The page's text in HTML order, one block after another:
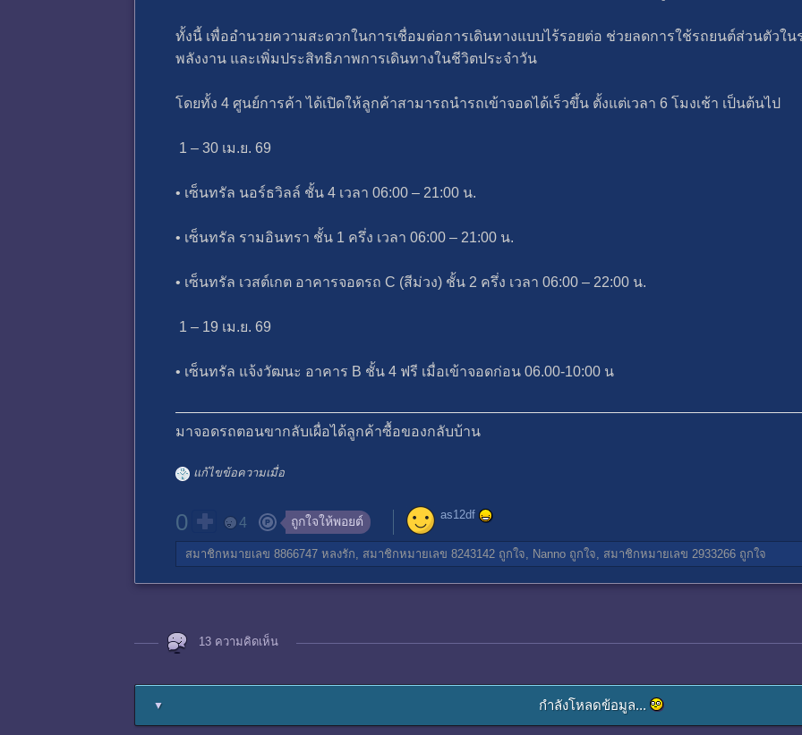
ทั้งนี้ เพื่ออำนวยความสะดวกในการเชื่อมต่อการเดินทางแบบไร้รอยต่อ ช่วยลดการใช้รถยนต์ส่วนตัวใ
พลังงาน และเพิ่มประสิทธิภาพการเดินทางในชีวิตประจำวัน
โดยทั้ง 4 ศูนย์การค้า ได้เปิดให้ลูกค้าสามารถนำรถเข้าจอดได้เร็วขึ้น ตั้งแต่เวลา 6 โมงเช้า เป็นต้นไป
1 – 30 เม.ย. 69
• เซ็นทรัล นอร์ธวิลล์ ชั้น 4 เวลา 06:00 – 21:00 น.
• เซ็นทรัล รามอินทรา ชั้น 1 ครึ่ง เวลา 06:00 – 21:00 น.
• เซ็นทรัล เวสต์เกต อาคารจอดรถ C (สีม่วง) ชั้น 2 ครึ่ง เวลา 06:00 – 22:00 น.
1 – 19 เม.ย. 69
• เซ็นทรัล แจ้งวัฒนะ อาคาร B ชั้น 4 ฟรี เมื่อเข้าจอดก่อน 06.00-10:00 น
มาจอดรถตอนขากลับเผื่อได้ลูกค้าซื้อของกลับบ้าน
แก้ไขข้อความเมื่อ
0 4 ถูกใจให้พอยต์ as12df
สมาชิกหมายเลข 8866747 หลงรัก, สมาชิกหมายเลข 8243142 ถูกใจ, Nanno ถูกใจ, สมาชิกหมายเลข 2933266 ถูกใจ
13 ความคิดเห็น
▼ กำลังโหลดข้อมูล...